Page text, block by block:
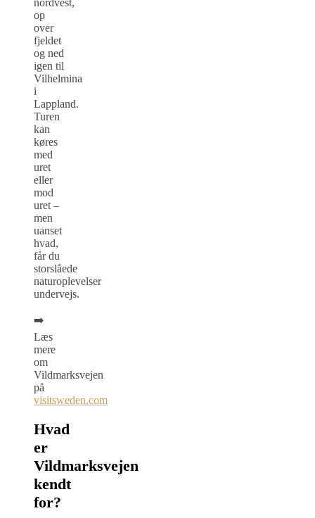
nordvest,
op
over
fjeldet
og ned
igen til
Vilhelmina
i
Lappland.
Turen
kan
køres
med
uret
eller
mod
uret –
men
uanset
hvad,
får du
storslåede
naturoplevelser
undervejs.
➡️
Læs
mere
om
Vildmarksvejen
på
visitsweden.com
Hvad
er
Vildmarksvejen
kendt
for?